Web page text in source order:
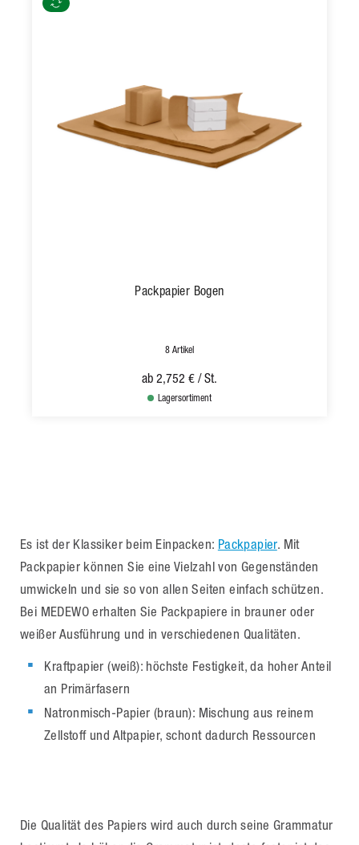
Packpapier Bogen
8 Artikel
ab 2,752 € / St.
Lagersortiment
Es ist der Klassiker beim Einpacken: Packpapier. Mit
Packpapier können Sie eine Vielzahl von Gegenständen
umwickeln und sie so von allen Seiten einfach schützen.
Bei MEDEWO erhalten Sie Packpapiere in brauner oder
weißer Ausführung und in verschiedenen Qualitäten.
Kraftpapier (weiß): höchste Festigkeit, da hoher Anteil
an Primärfasern
Natronmisch-Papier (braun): Mischung aus reinem
Zellstoff und Altpapier, schont dadurch Ressourcen
Die Qualität des Papiers wird auch durch seine Grammatur